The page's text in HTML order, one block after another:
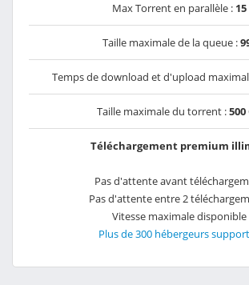
Max Torrent en parallèle : 15
Taille maximale de la queue :
Temps de download et d'upload
Taille maximale du torrent :500
Téléchargement premium
Pas d'attente avant
Pas d'attente entre 2
Vitesse maximale disponible
Plus de 300 hébergeurs